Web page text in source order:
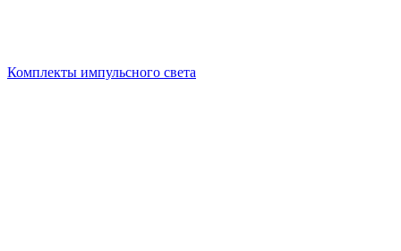
Комплекты импульсного света